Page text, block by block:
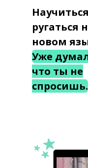
Научиться
ругаться
новом
Уже
что ты не
спросишь.